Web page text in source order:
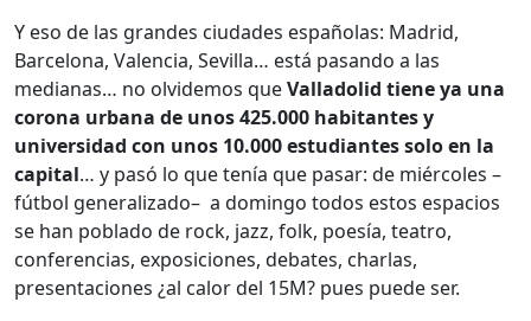
Y eso de las grandes ciudades españolas: Madrid,
Barcelona, Valencia, Sevilla… está pasando a las
medianas… no olvidemos queValladolid tiene ya una
corona urbana de unos 425.000 habitantes y
universidad con unos 10.000 estudiantes solo en la
capital… y pasó lo que tenía que pasar: de miércoles –
fútbol generalizado– a domingo todos estos espacios
se han poblado de rock, jazz, folk, poesía, teatro,
conferencias, exposiciones, debates, charlas,
presentaciones ¿al calor del 15M? pues puede ser.